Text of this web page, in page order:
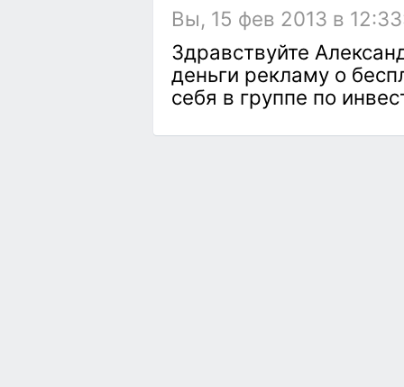
Вы, 15 фев 2013 в
Здравствуйте
деньги рекламу о
себя в группе по